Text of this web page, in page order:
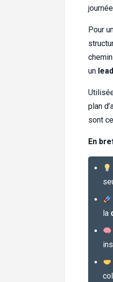
Pour
un
plan
sont
En
la